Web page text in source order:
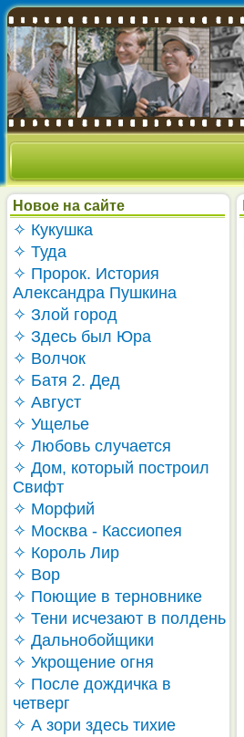
Новое на сайте
✧ Кукушка
✧ Туда
✧ Пророк. История
Александра Пушкина
✧ Злой город
✧ Здесь был Юра
✧ Волчок
✧ Батя 2. Дед
✧ Август
✧ Ущелье
✧ Любовь случается
✧ Дом, который построил
Свифт
✧ Морфий
✧ Москва - Кассиопея
✧ Король Лир
✧ Вор
✧ Поющие в терновнике
✧ Тени исчезают в полдень
✧ Дальнобойщики
✧ Укрощение огня
✧ После дождичка в
четверг
✧ А зори здесь тихие